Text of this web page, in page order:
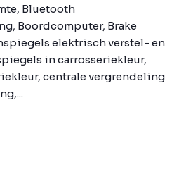
Bluetooth
Boordcomputer, Brake
elektrisch verstel- en
in carrosseriekleur,
centrale vergrendeling